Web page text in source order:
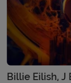
Billie Eilish, J